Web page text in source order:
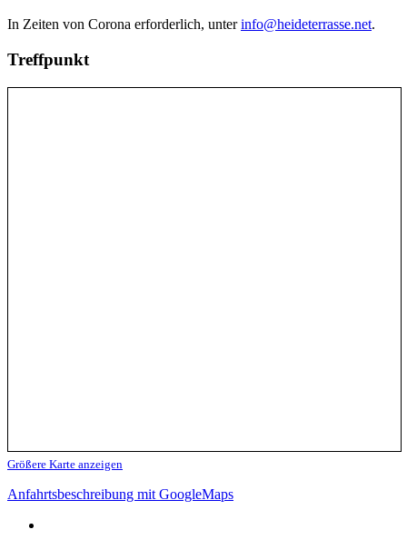
In Zeiten von Corona erforderlich, unterinfo@heideterrasse.net.
Treffpunkt
Größere Karte anzeigen
Anfahrtsbeschreibung mit GoogleMaps